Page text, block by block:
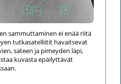
sammuttaminen ei enää riitä
tutkasatelliitit havaitsevat
sateen ja pimeyden läpi,
kuvasta epäilyttävät